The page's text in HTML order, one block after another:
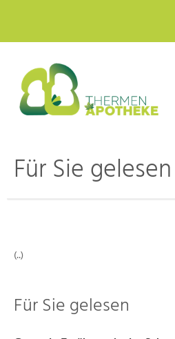
Für Sie gelesen
(..)
Für Sie gelesen